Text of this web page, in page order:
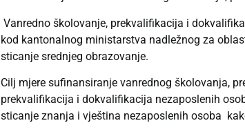
Vanredno školovanje, prekvalifikacija i
kod kantonalnog ministarstva nadležnog za
sticanje srednjeg obrazovanje.
Cilj mjere sufinansiranje vanrednog školovanja,
prekvalifikacija i dokvalifikacija nezaposlenih
sticanje znanja i vještina nezaposlenih osoba